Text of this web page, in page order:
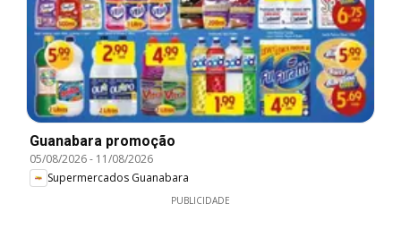
Guanabara promoção
05/08/2026- 11/08/2026
Supermercados Guanabara
PUBLICIDADE